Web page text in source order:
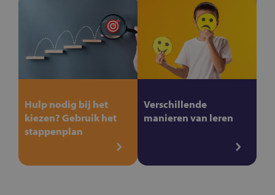
Hulp nodig bij het
kiezen? Gebruik het
stappenplan
Verschillende
manieren van leren